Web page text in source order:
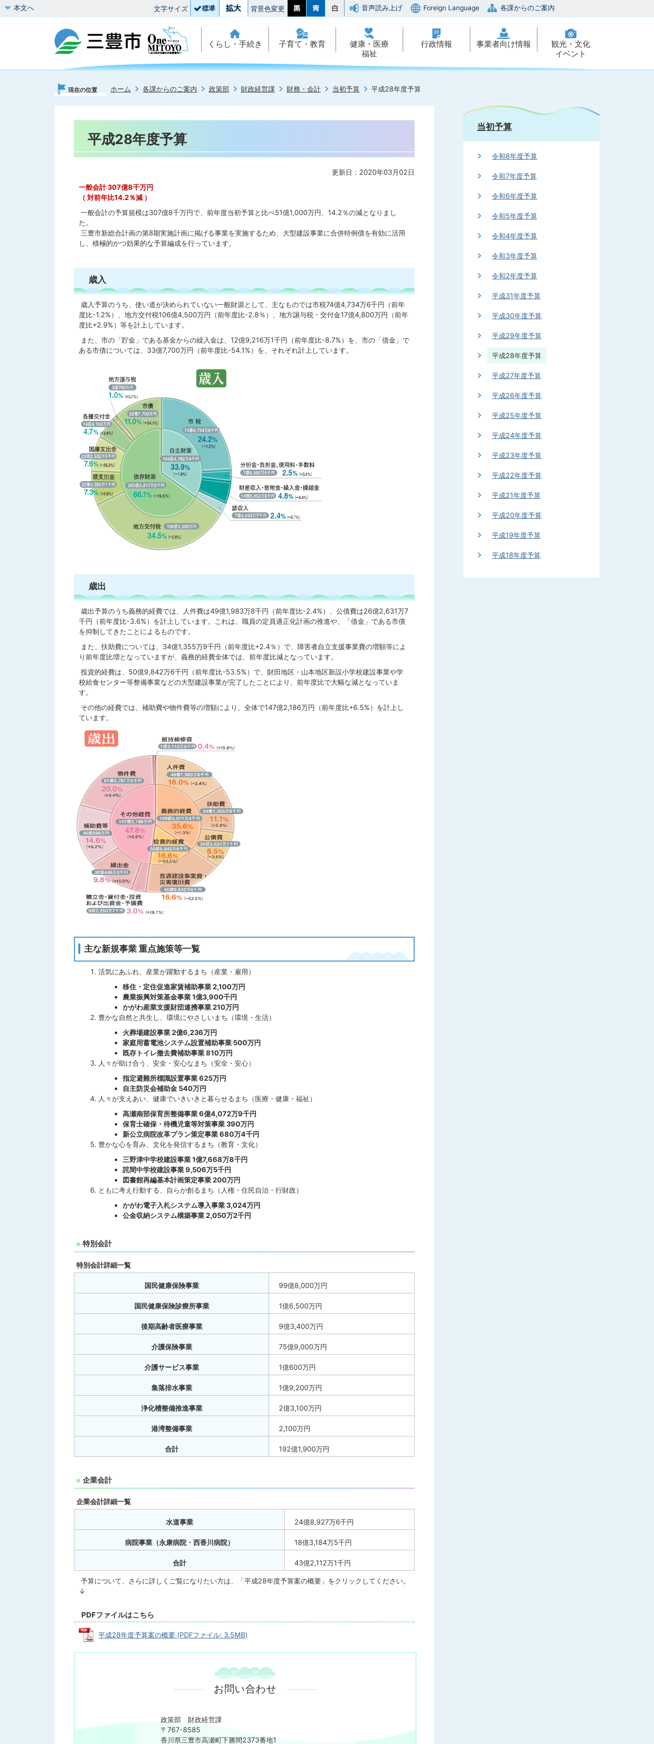
本文へ 文字サイズ 背景色変更 音声読み上げ Foreign Language 各課からのご案内
くらし・手続き 子育て・教育
健康・医療
福祉
行政情報 事業者向け情報
観光・文化
イベント
現在の位置 ホーム 各課からのご案内 政策部 財政経営課 財務・会計 当初予算 平成28年度予算
平成28年度予算
更新日：2020年03月02日
一般会計 307億8千万円
（ 対前年比14.2％減 ）
一般会計の予算規模は307億8千万円で、前年度当初予算と比べ51億1,000万円、14.2％の減となりまし
た。
三豊市新総合計画の第8期実施計画に掲げる事業を実施するため、大型建設事業に合併特例債を有効に活用
し、積極的かつ効果的な予算編成を行っています。
歳入
歳入予算のうち、使い道が決められていない一般財源として、主なものでは市税74億4,734万6千円（前年
度比-1.2%）、地方交付税106億4,500万円（前年度比-2.8％）、地方譲与税・交付金17億4,800万円（前年
度比+2.9%）等を計上しています。
また、市の「貯金」である基金からの繰入金は、12億9,216万1千円（前年度比-8.7%）を、市の「借金」で
ある市債については、33億7,700万円（前年度比-54.1%）を、それぞれ計上しています。
歳出
歳出予算のうち義務的経費では、人件費は49億1,983万8千円（前年度比-2.4%）、公債費は26億2,631万7
千円（前年度比-3.6%）を計上しています。これは、職員の定員適正化計画の推進や、「借金」である市債
を抑制してきたことによるものです。
また、扶助費については、34億1,355万9千円（前年度比+2.4％）で、障害者自立支援事業費の増額等によ
り前年度比増となっていますが、義務的経費全体では、前年度比減となっています。
投資的経費は、50億9,842万6千円（前年度比-53.5%）で、財田地区・山本地区新設小学校建設事業や学
校給食センター等整備事業などの大型建設事業が完了したことにより、前年度比で大幅な減となっていま
す。
その他の経費では、補助費や物件費等の増額により、全体で147億2,186万円（前年度比+6.5%）を計上し
ています。
主な新規事業 重点施策等一覧
活気にあふれ、産業が躍動するまち（産業・雇用）
移住・定住促進家賃補助事業 2,100万円
農業振興対策基金事業 1億3,900千円
かがわ産業支援財団連携事業 210万円
豊かな自然と共生し、環境にやさしいまち（環境・生活）
火葬場建設事業 2億6,236万円
家庭用蓄電池システム設置補助事業 500万円
既存トイレ撤去費補助事業 810万円
人々が助け合う、安全・安心なまち（安全・安心）
指定避難所標識設置事業 625万円
自主防災会補助金 540万円
人々が支えあい、健康でいきいきと暮らせるまち（医療・健康・福祉）
高瀬南部保育所整備事業 6億4,072万9千円
保育士確保・待機児童等対策事業 390万円
新公立病院改革プラン策定事業 680万4千円
豊かな心を育み、文化を発信するまち（教育・文化）
三野津中学校建設事業 1億7,668万8千円
詫間中学校建設事業 9,506万5千円
図書館再編基本計画策定事業 200万円
ともに考え行動する、自らが創るまち（人権・住民自治・行財政）
かがわ電子入札システム導入事業 3,024万円
公金収納システム構築事業 2,050万2千円
特別会計
特別会計詳細一覧
国民健康保険事業 99億8,000万円
国民健康保険診療所事業 1億6,500万円
後期高齢者医療事業 9億3,400万円
介護保険事業 75億9,000万円
介護サービス事業 1億600万円
集落排水事業 1億9,200万円
浄化槽整備推進事業 2億3,100万円
港湾整備事業 2,100万円
合計 192億1,900万円
企業会計
企業会計詳細一覧
水道事業 24億8,927万6千円
病院事業（永康病院・西香川病院） 18億3,184万5千円
合計 43億2,112万1千円
予算について、さらに詳しくご覧になりたい方は、「平成28年度予算案の概要」をクリックしてください。
↓
PDFファイルはこちら
平成28年度予算案の概要 (PDFファイル: 3.5MB)
お問い合わせ
政策部 財政経営課
〒767-8585
香川県三豊市高瀬町下勝間2373番地1
当初予算
令和8年度予算
令和7年度予算
令和6年度予算
令和5年度予算
令和4年度予算
令和3年度予算
令和2年度予算
平成31年度予算
平成30年度予算
平成29年度予算
平成28年度予算
平成27年度予算
平成26年度予算
平成25年度予算
平成24年度予算
平成23年度予算
平成22年度予算
平成21年度予算
平成20年度予算
平成19年度予算
平成18年度予算